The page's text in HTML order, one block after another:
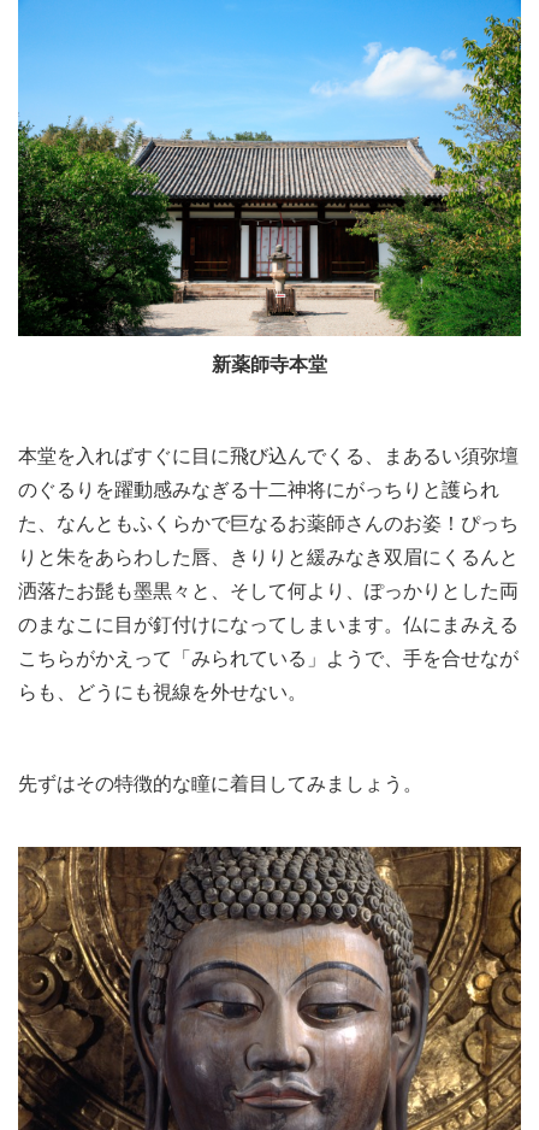
新薬師寺本堂
本堂を入ればすぐに目に飛び込んでくる、まあるい須弥壇
のぐるりを躍動感みなぎる十二神将にがっちりと護られ
た、なんともふくらかで巨なるお薬師さんのお姿！ぴっち
りと朱をあらわした唇、きりりと緩みなき双眉にくるんと
洒落たお髭も墨黒々と、そして何より、ぽっかりとした両
のまなこに目が釘付けになってしまいます。仏にまみえる
こちらがかえって「みられている」ようで、手を合せなが
らも、どうにも視線を外せない。
先ずはその特徴的な瞳に着目してみましょう。